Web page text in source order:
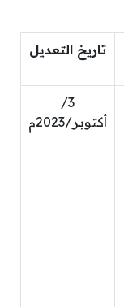
تاريخ التعديل
3/
أكتوبر/2023م